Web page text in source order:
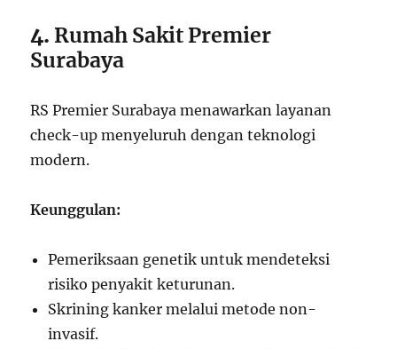
4.Rumah Sakit Premier
Surabaya
RS Premier Surabaya menawarkan layanan
check-up menyeluruh dengan teknologi
modern.
Keunggulan:
Pemeriksaan genetik untuk mendeteksi
risiko penyakit keturunan.
Skrining kanker melalui metode non-
invasif.